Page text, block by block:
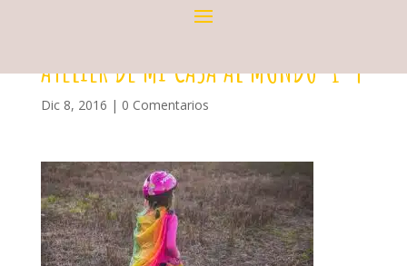
ATELIER DE MI CASA AL MUNDO-1-4
Dic 8, 2016 | 0 Comentarios